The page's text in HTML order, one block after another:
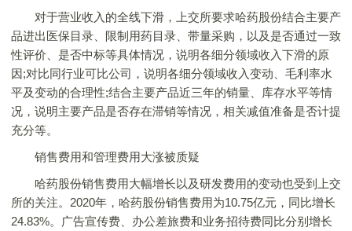
对于营业收入的全线下滑，上交所要求哈药股份结合主要产
品进出医保目录、限制用药目录、带量采购，以及是否通过一致
性评价、是否中标等具体情况，说明各细分领域收入下滑的原
因;对比同行业可比公司，说明各细分领域收入变动、毛利率水
平及变动的合理性;结合主要产品近三年的销量、库存水平等情
况，说明主要产品是否存在滞销等情况，相关减值准备是否计提
充分等。
销售费用和管理费用大涨被质疑
哈药股份销售费用大幅增长以及研发费用的变动也受到上交
所的关注。2020年，哈药股份销售费用为10.75亿元，同比增长
24.83%。广告宣传费、办公差旅费和业务招待费同比分别增长